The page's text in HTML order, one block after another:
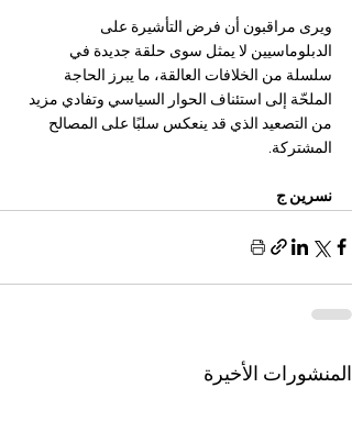
ويرى مراقبون أن فرض التأشيرة على
الدبلوماسيين لا يمثل سوى حلقة جديدة في
سلسلة من الخلافات العالقة، ما يبرز الحاجة
الملحّة إلى استئناف الحوار السياسي وتفادي مزيد
من التصعيد الذي قد ينعكس سلبًا على المصالح
المشتركة.
نسرين ج
المنشورات الأخيرة